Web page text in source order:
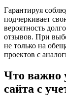
Гарантируя
подчеркивает
вероятность
отзывов. При
не только на
проектов с
Что важно
сайта с